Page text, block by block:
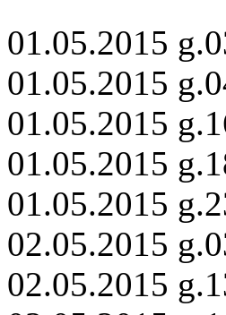
01.05.2015
01.05.2015
01.05.2015
01.05.2015
01.05.2015
02.05.2015
02.05.2015